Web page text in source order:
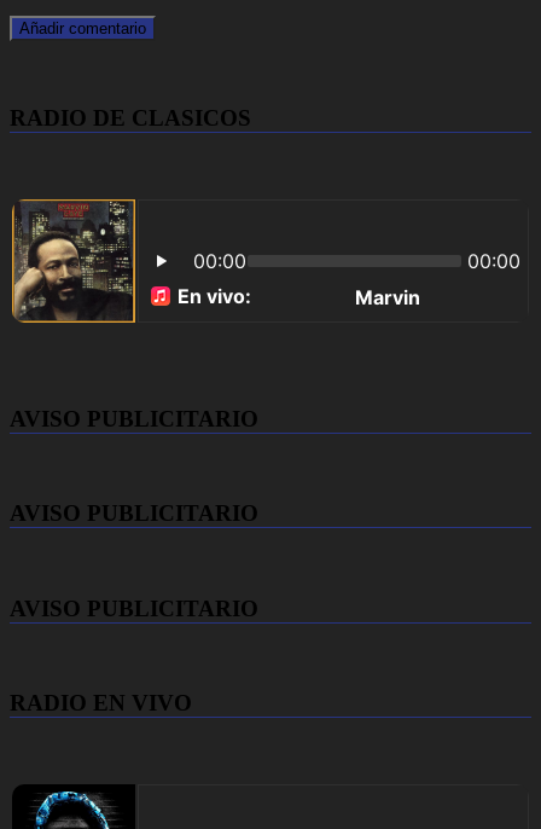
RADIO DE CLASICOS
AVISO PUBLICITARIO
AVISO PUBLICITARIO
AVISO PUBLICITARIO
RADIO EN VIVO